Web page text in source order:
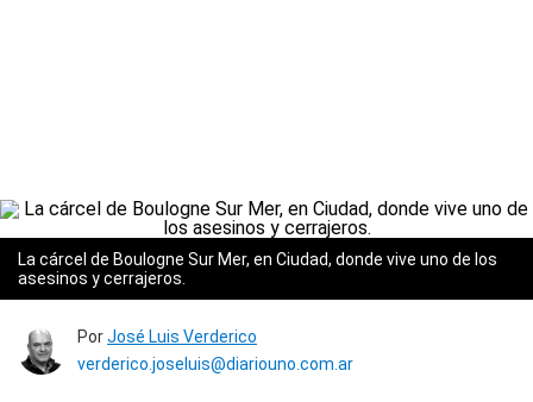
La cárcel de Boulogne Sur Mer, en Ciudad, donde vive uno de los
asesinos y cerrajeros.
PorJosé Luis Verderico
verderico.joseluis@diariouno.com.ar